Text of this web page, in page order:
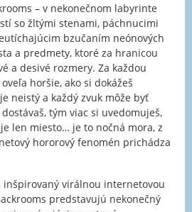
– v nekonečnom labyrinte
so žltými stenami, páchnucimi
bzučaním neónových
a predmety, ktoré za hranicou
a desivé rozmery. Za každou
horšie, ako si dokážeš
neistý a každý zvuk môže byť
tým viac si uvedomuješ,
len miesto… je to nočná mora, z
hororový fenomén prichádza
inšpirovaný virálnou internetovou
predstavujú nekonečný